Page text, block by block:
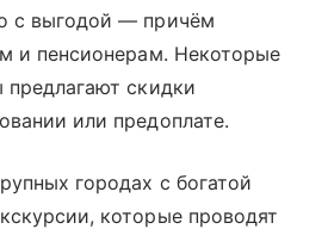
с выгодой — причём
и пенсионерам. Некоторые
предлагают скидки
или предоплате.
городах с богатой
которые проводят